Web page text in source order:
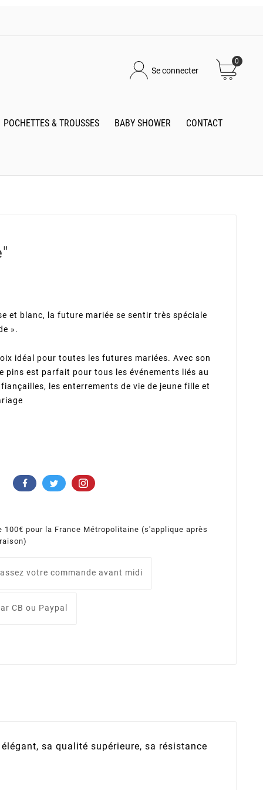
Se connecter
0
POCHETTES & TROUSSES BABY SHOWER CONTACT
et blanc, la future mariée se sentir très spéciale
».
idéal pour toutes les futures mariées. Avec son
pins est parfait pour tous les événements liés au
les enterrements de vie de jeune fille et
100€ pour la France Métropolitaine (s'applique après
votre commande avant midi
CB ou Paypal
sa qualité supérieure, sa résistance